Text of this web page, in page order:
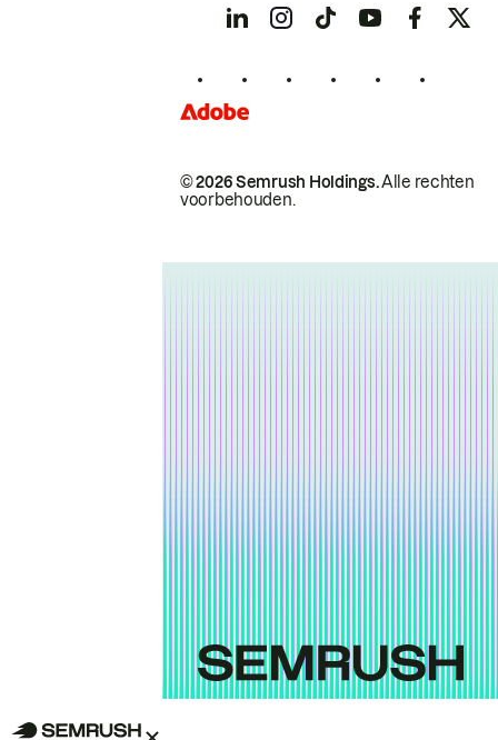
© 2026 Semrush Holdings.Alle rechten
voorbehouden.